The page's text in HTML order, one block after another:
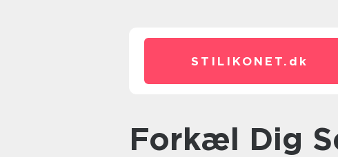
STILIKONET. dk
Forkæl Dig Selv på en